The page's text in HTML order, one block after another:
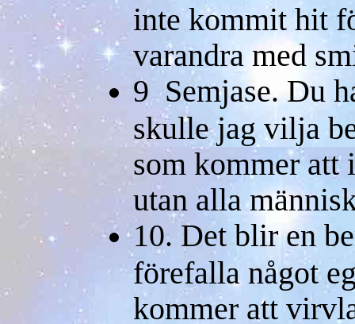
inte kommit hit
varandra med
9 Semjase. Du
skulle jag vilja
som kommer att
utan alla
10. Det blir en
förefalla något
kommer att